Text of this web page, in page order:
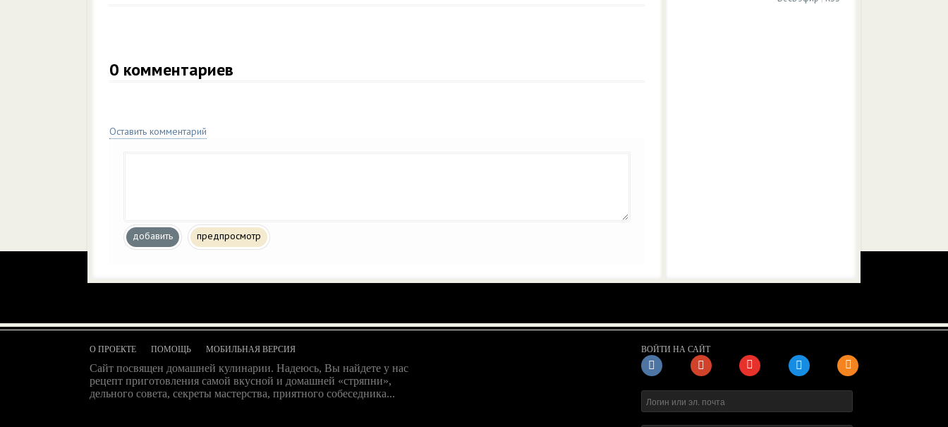
0 комментариев
Оставить комментарий
добавить предпросмотр
О ПРОЕКТЕ ПОМОЩЬ МОБИЛЬНАЯ ВЕРСИЯ
Сайт посвящен домашней кулинарии. Надеюсь, Вы найдете у нас
рецепт приготовления самой вкусной и домашней «стряпни»,
дельного совета, секреты мастерства, приятного собеседника...
ВОЙТИ НА САЙТ